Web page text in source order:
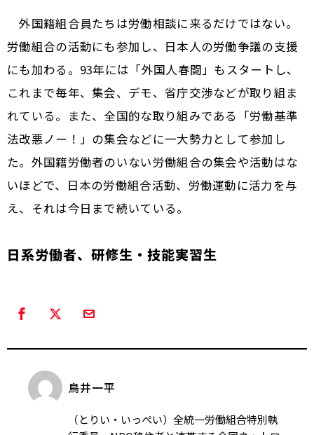
外国籍組合員たちは労働相談に来るだけではない。
労働組合の活動にも参加し、日本人の労働争議の支援
にも加わる。93年には「外国人春闘」もスタートし、
これまで毎年、集会、デモ、省庁交渉などが取り組ま
れている。また、全国的な取り組みである「労働基準
法改悪ノー！」の集会などに一大勢力として参加し
た。外国籍労働者のいない労働組合の集会や活動はな
いほどで、日本の労働組合活動、労働運動に活力を与
え、それは今日まで続いている。
日系労働者、研修生・技能実習生
鳥井一平
（とりい・いっぺい）全統一労働組合特別執